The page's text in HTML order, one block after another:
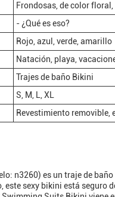
Frondosas, de color
- ¿Qué es eso?
Rojo, azul, verde, amarillo
Natación, playa,
Trajes de baño Bikini
S, M, L, XL
Revestimiento removible,
n3260) es un traje de
sexy bikini está seguro